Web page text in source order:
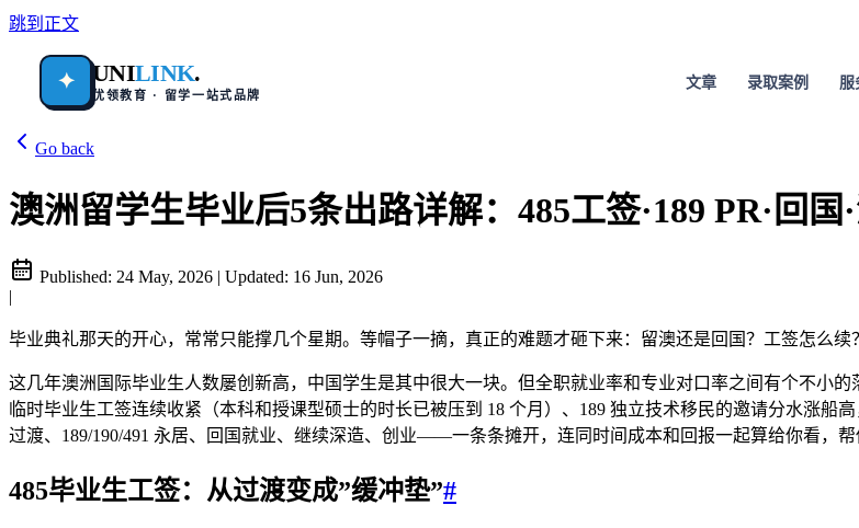
跳到正文
✦ UNILINK.
优领教育 · 留学一站式品牌
文章 录取案例 服
Go back
澳洲留学生毕业后5条出路详解：485工签·189 PR·回国
Published: 24 May, 2026 | Updated: 16 Jun, 2026
|
毕业典礼那天的开心，常常只能撑几个星期。等帽子一摘，真正的难题才砸下来：留澳还是回国？工签怎么续
这几年澳洲国际毕业生人数屡创新高，中国学生是其中很大一块。但全职就业率和专业对口率之间有个不小
临时毕业生工签连续收紧（本科和授课型硕士的时长已被压到 18 个月）、189 独立技术移民的邀请分水涨
过渡、189/190/491 永居、回国就业、继续深造、创业——一条条摊开，连同时间成本和回报一起算给你看，帮
485毕业生工签：从过渡变成”缓冲垫”#